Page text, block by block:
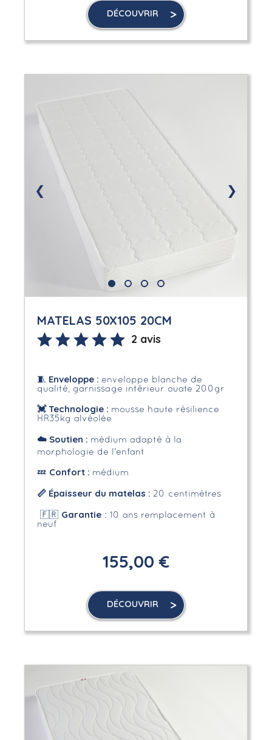
DÉCOUVRIR
❮ ❯
MATELAS 50X105 20CM
2 avis
🧵 Enveloppe: enveloppe blanche de
qualité, garnissage intérieur ouate 200gr
💓 Technologie : mousse haute résilience
HR35kg alvéolée
☁️Soutien : médium adapté à la
morphologie de l'enfant
💤 Confort : médium
📏 Épaisseur du matelas : 20 centimètres
🇫🇷 Garantie: 10 ans remplacement à
neuf
155,00 €
DÉCOUVRIR